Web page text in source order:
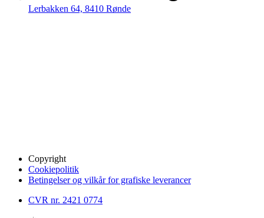
Lerbakken 64, 8410 Rønde
Copyright
Cookiepolitik
Betingelser og vilkår for grafiske leverancer
CVR nr. 2421 0774